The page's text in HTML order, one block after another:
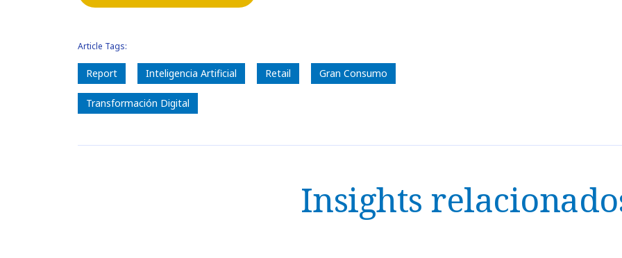
Article Tags:
Report Inteligencia Artificial Retail Gran Consumo
Transformación Digital
Insights